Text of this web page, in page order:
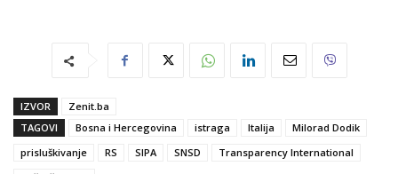
IZVOR
Zenit.ba
TAGOVI
Bosna i Hercegovina istraga Italija
Milorad Dodik
prisluškivanje
RS SIPA SNSD
Transparency International